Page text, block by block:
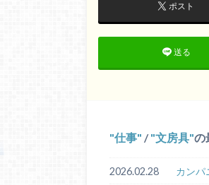
ポスト
送る
仕事 / 文房具 の
2026.02.28 カンパ